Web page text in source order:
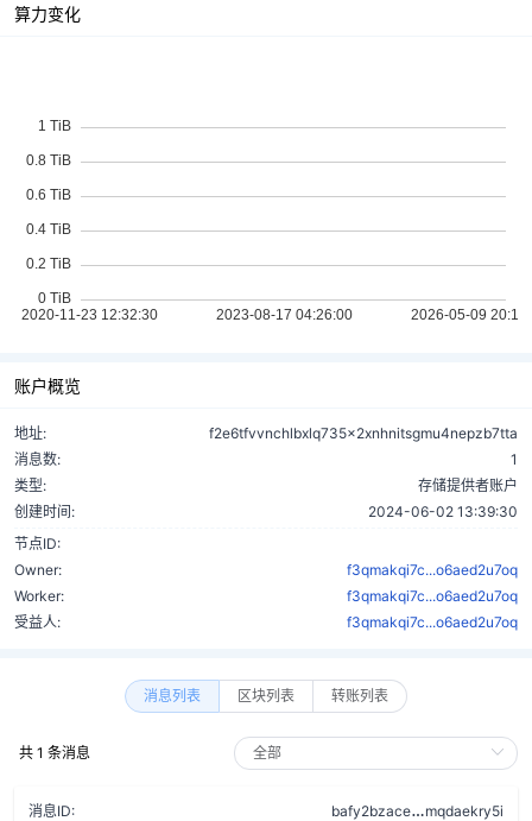
算力变化
账户概览
地址:
f2e6tfvvnchlbxlq735x2xnhnitsgmu4nepzb7tta
消息数:
1
类型:
存储提供者账户
创建时间:
2024-06-02 13:39:30
节点ID:
Owner:
f3qmakqi7c...o6aed2u7oq
Worker:
f3qmakqi7c...o6aed2u7oq
受益人:
f3qmakqi7c...o6aed2u7oq
消息列表 区块列表 转账列表
共 1 条消息
消息ID: bafy2bzace
mqdaekry5i